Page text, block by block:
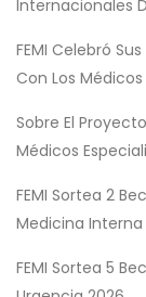
Internacionales
FEMI Celebró
Con Los
Sobre El
Médicos
FEMI Sortea 2
Medicina Interna
FEMI Sortea 5